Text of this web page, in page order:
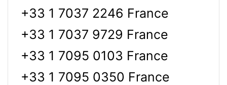
+33 1 7037 2246 France
+33 1 7037 9729 France
+33 1 7095 0103 France
+33 1 7095 0350 France